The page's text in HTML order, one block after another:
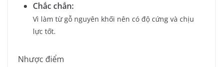
Chắc chắn:
Vì làm từ gỗ nguyên khối nên có độ cứng và chịu
lực tốt.
Nhược điểm